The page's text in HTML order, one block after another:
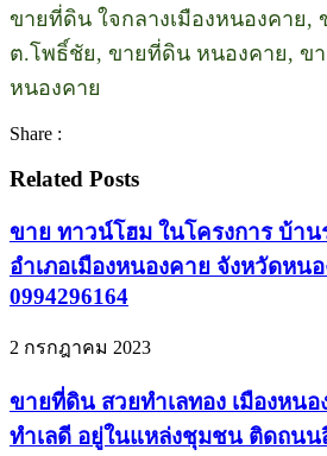
ขายที่ดิน ใจกลางเมืองหนองคาย,
ต.โพธิ์ชัย, ขายที่ดิน หนองคาย, ข
หนองคาย
Share :
Related Posts
ขาย ทาวน์โฮม ในโครงการ บ้า
อำเภอเมืองหนองคาย จังหวัดหน
0994296164
2 กรกฎาคม 2023
ขายที่ดิน สวยทำเลทอง เมืองหน
ทำเลดี อยู่ในแหล่งชุมชน ติดถนน